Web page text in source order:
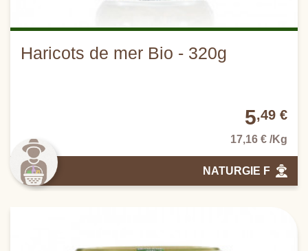
Haricots de mer Bio - 320g
5,49 €
17,16 € /Kg
NATURGIE F